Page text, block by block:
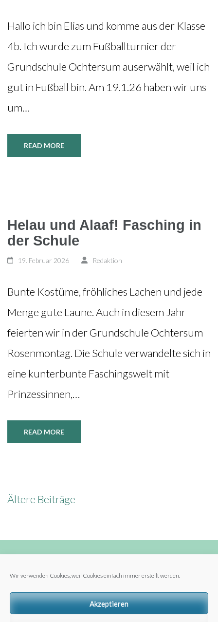
Wir verwenden Cookies, weil Cookies einfach immer erstellt werden.
Akzeptieren
Hallo ich bin Elias und komme aus der Klasse
4b. Ich wurde zum Fußballturnier der
Grundschule Ochtersum auserwählt, weil ich
gut in Fußball bin. Am 19.1.26 haben wir uns
um…
READ MORE
Helau und Alaaf! Fasching in
der Schule
19. Februar 2026 Redaktion
Bunte Kostüme, fröhliches Lachen und jede
Menge gute Laune. Auch in diesem Jahr
feierten wir in der Grundschule Ochtersum
Rosenmontag. Die Schule verwandelte sich in
eine kunterbunte Faschingswelt mit
Prinzessinnen,…
READ MORE
Beitragsnavigation
Ältere Beiträge
Archiv
Archiv